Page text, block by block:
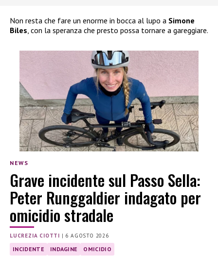
Non resta che fare un enorme in bocca al lupo a Simone
Biles, con la speranza che presto possa tornare a gareggiare.
NEWS
Grave incidente sul Passo Sella:
Peter Runggaldier indagato per
omicidio stradale
LUCREZIA CIOTTI | 6 AGOSTO 2026
INCIDENTE INDAGINE OMICIDIO